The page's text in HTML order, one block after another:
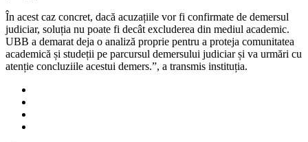
În acest caz concret, dacă acuzațiile vor fi confirmate de demersul
judiciar, soluția nu poate fi decât excluderea din mediul academic.
UBB a demarat deja o analiză proprie pentru a proteja comunitatea
academică și studeții pe parcursul demersului judiciar și va urmări cu
atenție concluziile acestui demers.”, a transmis instituția.